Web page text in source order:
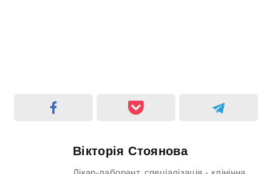
Вікторія Стоянова